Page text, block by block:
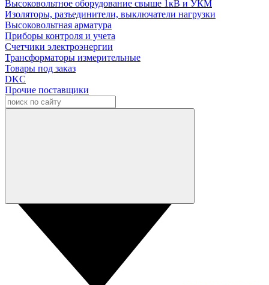
Высоковольтное оборудование свыше 1кВ и УКМ
Изоляторы, разъединители, выключатели нагрузки
Высоковольтная арматура
Приборы контроля и учета
Счетчики электроэнергии
Трансформаторы измерительные
Товары под заказ
DKC
Прочие поставщики